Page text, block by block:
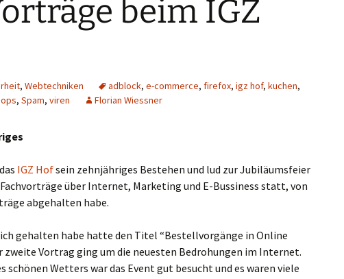
beim IGZ
, Webtechniken adblock, e-commerce, firefox, igz hof, kuchen,
, Spam, viren Florian Wiessner
IGZ Hofsein zehnjähriges Bestehen und lud zur Jubiläumsfeier
Fachvorträge über Internet, Marketing und E-Bussiness statt, von
abgehalten habe.
gehalten habe hatte den Titel “Bestellvorgänge in Online
zweite Vortrag ging um die neuesten Bedrohungen im Internet.
schönen Wetters war das Event gut besucht und es waren viele